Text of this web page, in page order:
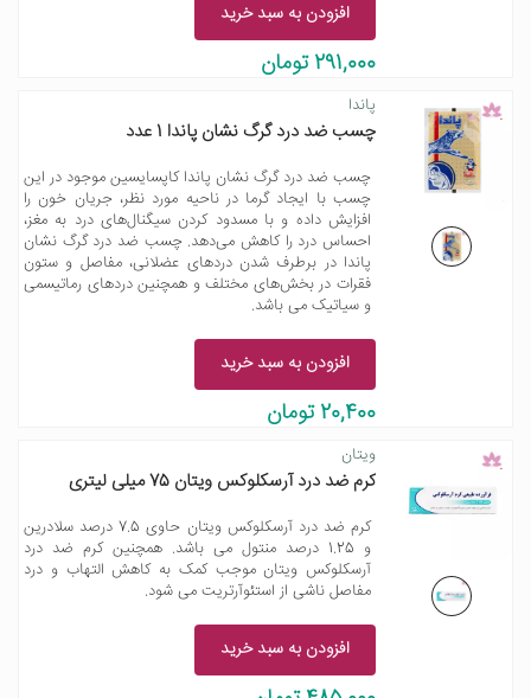
افزودن به سبد خرید
291,000 تومان
پاندا
چسب ضد درد گرگ نشان پاندا 1 عدد
چسب ضد درد گرگ نشان پاندا کاپسایسین موجود در این
چسب با ایجاد گرما در ناحیه مورد نظر، جریان خون را
افزایش داده و با مسدود کردن سیگنال‌های درد به مغز،
احساس درد را کاهش می‌دهد. چسب ضد درد گرگ نشان
پاندا در برطرف شدن دردهای عضلانی، مفاصل و ستون
فقرات در بخش‌های مختلف و همچنین دردهای رماتیسمی
و سیاتیک می باشد.
افزودن به سبد خرید
20,400 تومان
ویتان
کرم ضد درد آرسکلوکس ویتان 75 میلی لیتری
کرم ضد درد آرسکلوکس ویتان حاوی 7.5 درصد سلادرین
و 1.25 درصد منتول می باشد. همچنین کرم ضد درد
آرسکلوکس ویتان موجب کمک به کاهش التهاب و درد
مفاصل ناشی از استئوآرتریت می شود.
افزودن به سبد خرید